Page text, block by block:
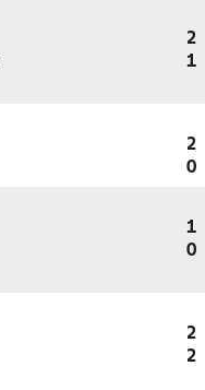
2
1
2
0
1
0
2
2